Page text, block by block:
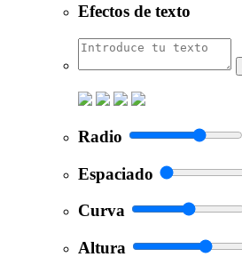
Efectos de texto
Radio
Espaciado
Curva
Altura